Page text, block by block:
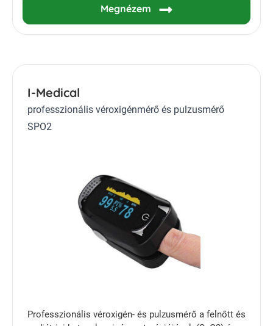
Megnézem
I-Medical
professzionális véroxigénmérő és pulzusmérő
SPO2
Professzionális véroxigén- és pulzusmérő a felnőtt és